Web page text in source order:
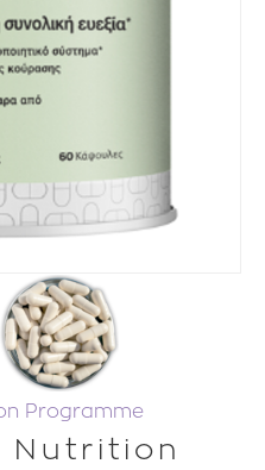
Programme
Nutrition